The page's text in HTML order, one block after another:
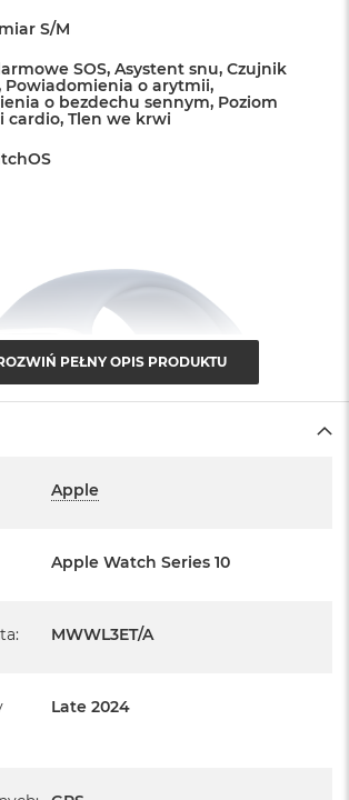
S/M
SOS, Asystent snu, Czujnik
Powiadomienia o arytmii,
o bezdechu sennym, Poziom
cardio, Tlen we krwi
PEŁNY OPIS PRODUKTU
Apple
Apple Watch Series 10
: MWWL3ET/A
Late 2024